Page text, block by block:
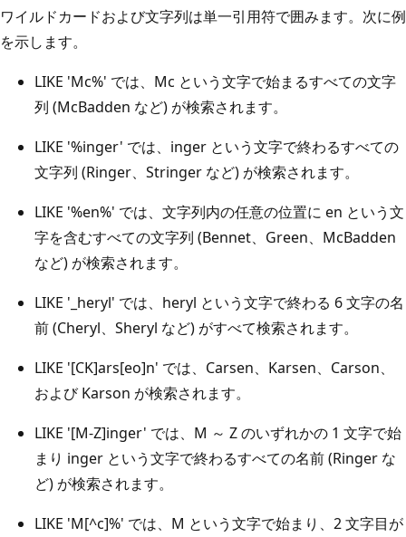
ワイルドカードおよび文字列は単一引用符で囲みます。次に例
を示します。
LIKE 'Mc%' では、Mc という文字で始まるすべての文字
列 (McBadden など) が検索されます。
LIKE '%inger' では、inger という文字で終わるすべての
文字列 (Ringer、Stringer など) が検索されます。
LIKE '%en%' では、文字列内の任意の位置に en という文
字を含むすべての文字列 (Bennet、Green、McBadden
など) が検索されます。
LIKE '_heryl' では、heryl という文字で終わる 6 文字の名
前 (Cheryl、Sheryl など) がすべて検索されます。
LIKE '[CK]ars[eo]n' では、Carsen、Karsen、Carson、
および Karson が検索されます。
LIKE '[M-Z]inger' では、M ～ Z のいずれかの 1 文字で始
まり inger という文字で終わるすべての名前 (Ringer な
ど) が検索されます。
LIKE 'M[^c]%' では、M という文字で始まり、2 文字目が